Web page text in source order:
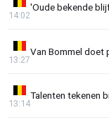
'Oude bekende
14:02
Van Bommel doet
13:27
Talenten tekenen
13:14